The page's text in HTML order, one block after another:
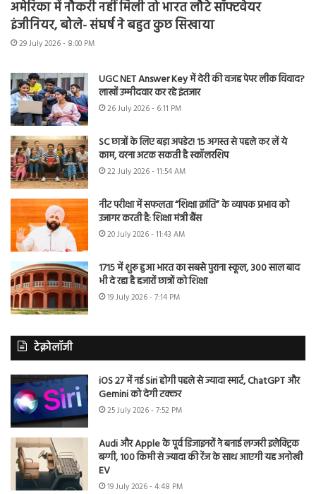
अमेरिका में नौकरी नहीं मिली तो भारत लौटे सॉफ्टवेयर
इंजीनियर, बोले- संघर्ष ने बहुत कुछ सिखाया
29 July 2026 - 8:00 PM
UGC NET Answer Key में देरी की वजह पेपर लीक विवाद?
लाखों उम्मीदवार कर रहे इंतजार
26 July 2026 - 6:11 PM
SC छात्रों के लिए बड़ा अपडेट! 15 अगस्त से पहले कर लें ये
काम, वरना अटक सकती है स्कॉलरशिप
22 July 2026 - 11:54 AM
नीट परीक्षा में सफलता “शिक्षा क्रांति” के व्यापक प्रभाव को
उजागर करती है: शिक्षा मंत्री बैंस
20 July 2026 - 11:43 AM
1715 में शुरू हुआ भारत का सबसे पुराना स्कूल, 300 साल बाद
भी दे रहा है हजारों छात्रों को शिक्षा
19 July 2026 - 7:14 PM
टेक्नोलॉजी
iOS 27 में नई Siri होगी पहले से ज्यादा स्मार्ट, ChatGPT और
Gemini को देगी टक्कर
25 July 2026 - 7:52 PM
Audi और Apple के पूर्व डिजाइनरों ने बनाई लग्जरी इलेक्ट्रिक
बग्गी, 100 किमी से ज्यादा की रेंज के साथ आएगी यह अनोखी
EV
19 July 2026 - 4:48 PM